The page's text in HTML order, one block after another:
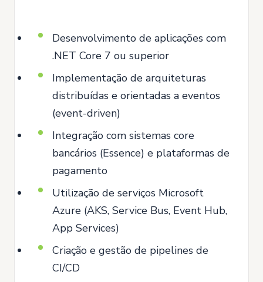
Desenvolvimento de aplicações com
.NET Core 7 ou superior
Implementação de arquiteturas
distribuídas e orientadas a eventos
(event-driven)
Integração com sistemas core
bancários (Essence) e plataformas de
pagamento
Utilização de serviços Microsoft
Azure (AKS, Service Bus, Event Hub,
App Services)
Criação e gestão de pipelines de
CI/CD